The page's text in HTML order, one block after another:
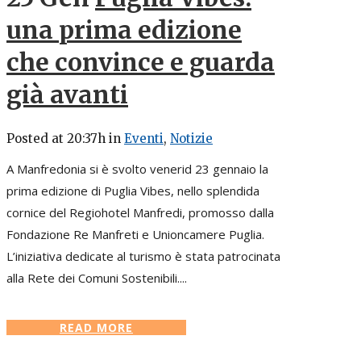
una prima edizione
che convince e guarda
già avanti
Posted at 20:37h in Eventi, Notizie
A Manfredonia si è svolto venerid 23 gennaio la
prima edizione di Puglia Vibes, nello splendida
cornice del Regiohotel Manfredi, promosso dalla
Fondazione Re Manfreti e Unioncamere Puglia.
L’iniziativa dedicate al turismo è stata patrocinata
alla Rete dei Comuni Sostenibili....
READ MORE